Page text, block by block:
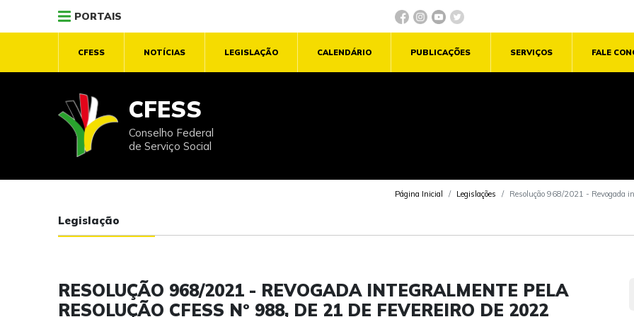
PORTAIS
CFESS NOTÍCIAS LEGISLAÇÃO CALENDÁRIO PUBLICAÇÕES SERVIÇOS FALE
CFESS
Conselho Federal
de Serviço Social
Página Inicial Legislações Resolução 968/2021 - Revogada
Legislação
RESOLUÇÃO 968/2021 - REVOGADA INTEGRALMENTE PELA
RESOLUÇÃO CFESS Nº 988, DE 21 DE FEVEREIRO DE 2022